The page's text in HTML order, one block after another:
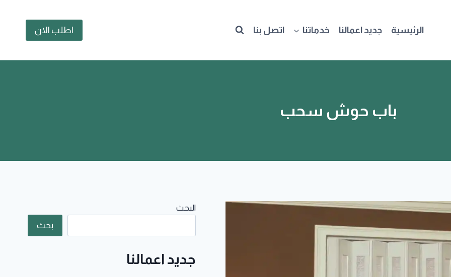
الرئيسية جديد اعمالنا خدماتنا اتصل بنا اطلب الان
باب حوش سحب
البحث
بحث
جديد اعمالنا